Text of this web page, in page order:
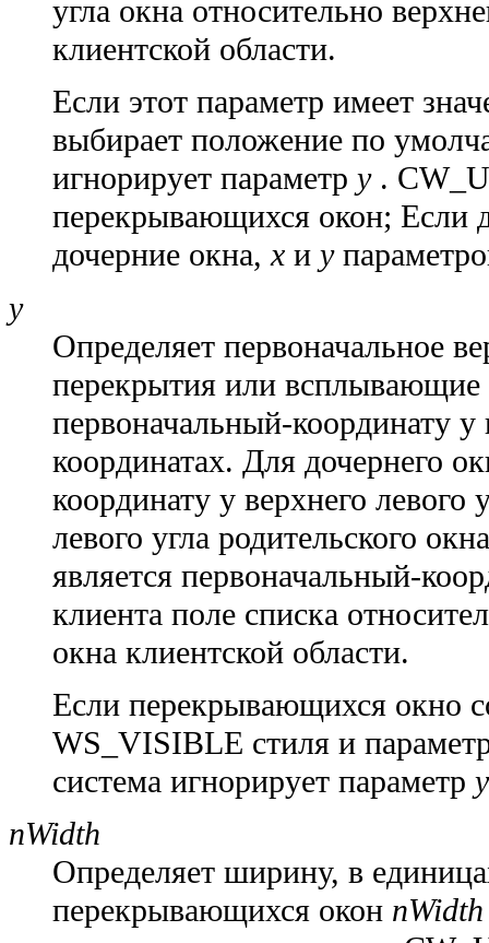
угла окна относительно
клиентской области.
Если этот параметр имеет
выбирает положение по
игнорирует параметр y.
перекрывающихся окон; Если
дочерние окна,x и y
y
Определяет первоначальное
перекрытия или
первоначальный-координату y
координатах. Для дочернего
координату y верхнего левого
левого угла родительского
является первоначальный-
клиента поле списка
окна клиентской области.
Если перекрывающихся окно
WS_VISIBLE стиля и
система игнорирует параметр y
nWidth
Определяет ширину, в
перекрывающихся окон nWidth